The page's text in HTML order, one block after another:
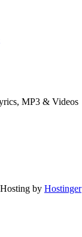
MP3 & Videos
by Hostinger